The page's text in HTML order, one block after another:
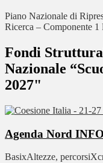
Piano Nazionale di
Ricerca – Componente 1
Fondi
Nazionale
2027"
Agenda Nord INFO
BasixAltezze,